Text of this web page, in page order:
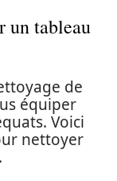
un tableau
de
équiper
Voici
nettoyer